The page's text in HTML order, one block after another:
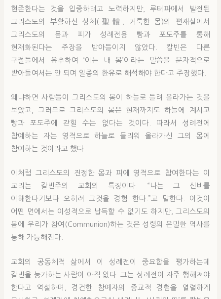
현존한다는 것을 입증하려고 노력하지만, 루터파에서 발전된
그리스도의 부활하신 성체(聖體, 거룩한 몸)의 편재설에서
그리스도의 몸과 피가 성례전용 빵과 포도주를 통해
현재화된다는 주장을 받아들이지 않았다. 칼빈은 다른
구절들에서 유추하여 ‘이는 내 몸’이라는 말씀을 문자적으로
받아들여서는 안 되며 일종의 환유로 해석해야 한다고 주장했다.
왜냐하면 사람들이 그리스도의 몸이 하늘로 들려 올라가는 것을
보았고, 그러므로 그리스도의 몸은 현재까지도 하늘에 계시고
빵과 포도주에 갇힐 수는 없다는 것이다. 따라서 성례전에
참예하는 자는 영적으로 하늘로 들리워 올라가신 그의 몸에
참여하는 것이라고 했다.
이처럼 그리스도의 진정한 몸과 피에 영적으로 참여한다는 이
교리는 칼빈주의 교회의 특징이다. “나는 그 신비를
이해한다기보다 오히려 그것을 경험 한다.”고 말한다. 이것이
어떤 면에서는 이성적으로 납득할 수 없기도 하지만, 그리스도의
몸에 우리가 참여(Communion)하는 것은 성령의 은밀한 역사를
통해 가능해진다.
교회의 공동체적 삶에서 이 성례전이 중요함을 평가하는데
칼빈을 능가하는 사람이 아직 없다. 그는 성례전이 자주 행해져야
한다고 역설하며, 경건한 참예자의 종교적 경험을 열렬하게